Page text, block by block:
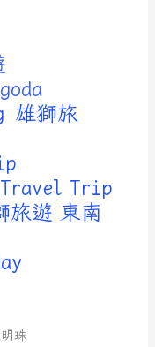
雄獅旅
Trip
旅遊 東南
珠